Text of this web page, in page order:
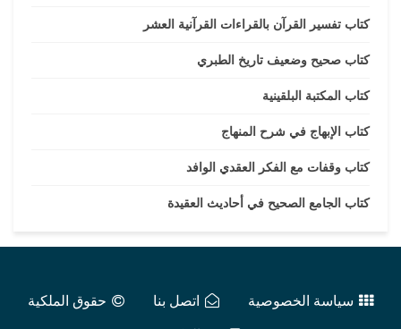
كتاب تفسير القرآن بالقراءات القرآنية العشر
كتاب صحيح وضعيف تاريخ الطبري
كتاب المكتبة البلقينية
كتاب الإبهاج في شرح المنهاج
كتاب وقفات مع الفكر العقدي الوافد
كتاب الجامع الصحيح في أحاديث العقيدة
سياسة الخصوصية اتصل بنا حقوق الملكية